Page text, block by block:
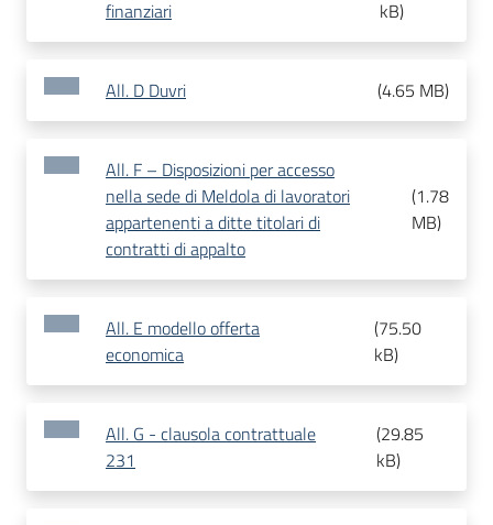
finanziari kB)
All. D Duvri (4.65 MB)
All. F – Disposizioni per accesso
nella sede di Meldola di lavoratori
appartenenti a ditte titolari di
contratti di appalto
(1.78
MB)
All. E modello offerta
economica
(75.50
kB)
All. G - clausola contrattuale
231
(29.85
kB)